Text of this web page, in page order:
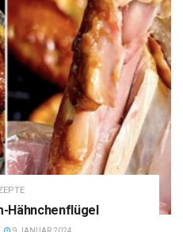
Hähnchenflügel